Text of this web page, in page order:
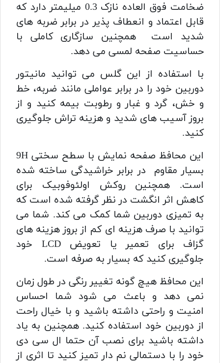
ضخامت فوق العاده نازک 0.3 میلیمتر دارد که
قابل اعتماد و انعطاف پذیر در برابر ضربه های
شدید است همچنین سازگاری کاملی با
حساسیت صفحه لمسی می دهد.
با استفاده از این گلس می توانید مانیتور
دوربین خود را در برابر عواملی مانند ضربه، خط
و خش، گرد و غبار و رطوبت بیمه کنید و از
بروز آسیب های شدید و هزینه تراش جلوگیری
کنید.
این محافظ صفحه نمایش با سطح سختی 9H
بسیار مقاوم در برابر خراشیدگی ساخته شده
است. همچنین روکش اولئوفوبیک برای
کاهش اثر انگشت در نظر گرفته شده است که
به تمیزی دوربین شما کمک می کند. شما می
توانید با صرف هزینه ای کم از بروز هزینه های
گزاف برای تعمیر یا تعویض LCD خود
جلوگیری کنید که بسیار به صرفه است.
این محافظ هیچ گونه تغییر رنگی در طول زمان
نمی دهد و باعث می شود شما احساس
امنیت و راحتی داشته باشید و با خیال راحت
از دوربین خود استفاده کنید. همچنین به یاد
داشته باشید برای نصب آن حتما ال سی دی
خود را با دستمالی نم دار تمیز کنید تا اثری از